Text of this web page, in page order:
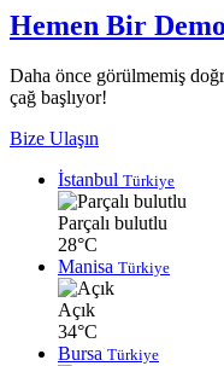
Hemen Bir
Daha önce görülmemiş
çağ başlıyor!
Bize Ulaşın
İstanbul Türkiye
Parçalı bulutlu
28°C
Manisa Türkiye
Açık
34°C
Bursa Türkiye